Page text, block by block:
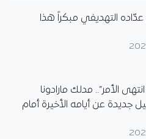
التهديفي مبكراً هذا
انتهى الأمر”.. مدلك مارادونا
عن أيامه الأخيرة أمام